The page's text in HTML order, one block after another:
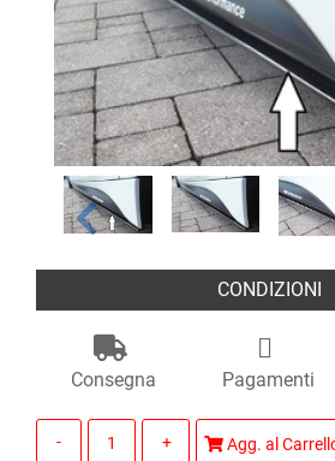
CONDIZIONI
Consegna Pagamenti
Agg. al